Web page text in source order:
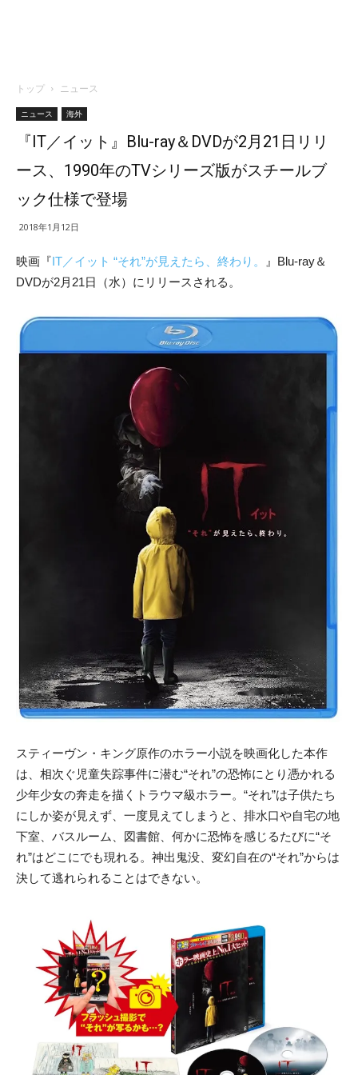
トップ ニュース
ニュース 海外
『IT／イット』Blu-ray＆DVDが2月21日リリ
ース、1990年のTVシリーズ版がスチールブ
ック仕様で登場
2018年1月12日
映画『IT／イット “それ”が見えたら、終わり。
』Blu-ray＆
DVDが2月21日（水）にリリースされる。
スティーヴン・キング原作のホラー小説を映画化した本作
は、相次ぐ児童失踪事件に潜む“それ”の恐怖にとり憑かれる
少年少女の奔走を描くトラウマ級ホラー。“それ”は子供たち
にしか姿が見えず、一度見えてしまうと、排水口や自宅の地
下室、バスルーム、図書館、何かに恐怖を感じるたびに“そ
れ”はどこにでも現れる。神出鬼没、変幻自在の“それ”からは
決して逃れられることはできない。